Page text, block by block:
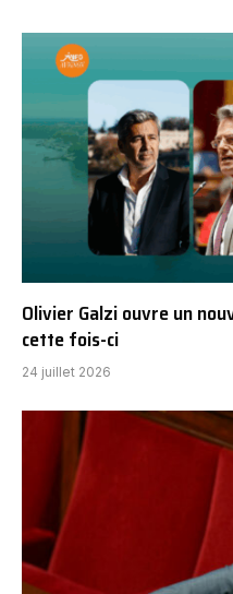
Olivier Galzi ouvre un
cette fois-ci
24 juillet 2026